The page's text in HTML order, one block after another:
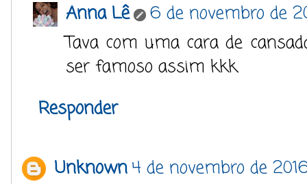
Anna Lê
6 de novembro de
Tava com uma cara de
ser famoso assim kkk.
Responder
Unknown4 de novembro de